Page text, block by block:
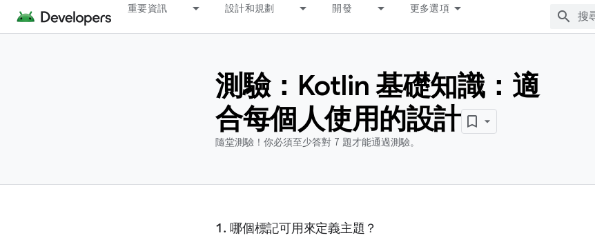
重要資訊 設計和規劃 開發 更多選項
測驗：Kotlin 基礎知識：適
合每個人使用的設計
隨堂測驗！你必須至少答對 7 題才能通過測驗。
哪個標記可用來定義主題？